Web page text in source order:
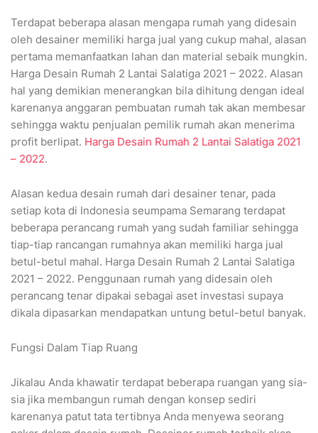
Terdapat beberapa alasan mengapa rumah yang didesain
oleh desainer memiliki harga jual yang cukup mahal, alasan
pertama memanfaatkan lahan dan material sebaik mungkin.
Harga Desain Rumah 2 Lantai Salatiga 2021 – 2022. Alasan
hal yang demikian menerangkan bila dihitung dengan ideal
karenanya anggaran pembuatan rumah tak akan membesar
sehingga waktu penjualan pemilik rumah akan menerima
profit berlipat. Harga Desain Rumah 2 Lantai Salatiga 2021
– 2022.
Alasan kedua desain rumah dari desainer tenar, pada
setiap kota di Indonesia seumpama Semarang terdapat
beberapa perancang rumah yang sudah familiar sehingga
tiap-tiap rancangan rumahnya akan memiliki harga jual
betul-betul mahal. Harga Desain Rumah 2 Lantai Salatiga
2021 – 2022. Penggunaan rumah yang didesain oleh
perancang tenar dipakai sebagai aset investasi supaya
dikala dipasarkan mendapatkan untung betul-betul banyak.
Fungsi Dalam Tiap Ruang
Jikalau Anda khawatir terdapat beberapa ruangan yang sia-
sia jika membangun rumah dengan konsep sediri
karenanya patut tata tertibnya Anda menyewa seorang